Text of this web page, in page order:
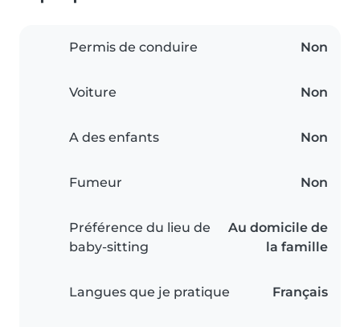
Permis de conduire Non
Voiture Non
A des enfants Non
Fumeur Non
Préférence du lieu de
baby-sitting
Au domicile de
la famille
Langues que je pratique Français